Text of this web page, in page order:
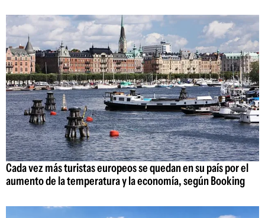
Cada vez más turistas europeos se quedan en su país por el
aumento de la temperatura y la economía, según Booking